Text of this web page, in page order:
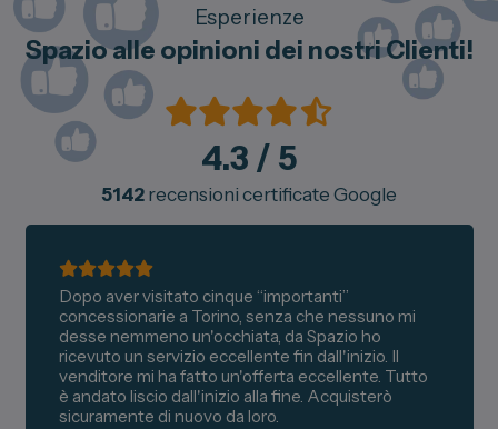
Esperienze
Spazio alle opinioni dei nostri Clienti!
4.3 / 5
5142recensioni certificate Google
Dopo aver visitato cinque “importanti”
concessionarie a Torino, senza che nessuno mi
desse nemmeno un'occhiata, da Spazio ho
ricevuto un servizio eccellente fin dall'inizio. Il
venditore mi ha fatto un'offerta eccellente. Tutto
è andato liscio dall'inizio alla fine. Acquisterò
sicuramente di nuovo da loro.